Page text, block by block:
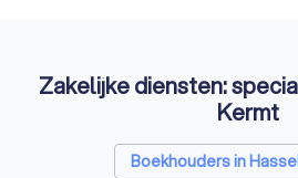
Zakelijke diensten:
Kermt
Boekhouders in